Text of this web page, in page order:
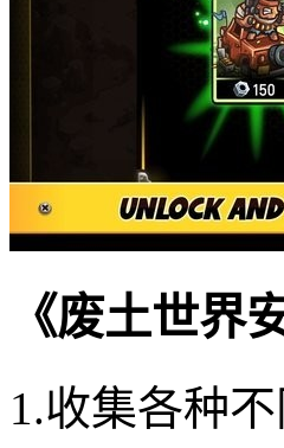
《废土世界
1.收集各种